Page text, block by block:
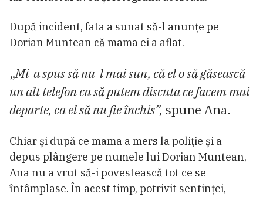
După incident, fata a sunat să-l anunțe pe
Dorian Muntean că mama ei a aflat.
„Mi-a spus să nu-l mai sun, că el o să găsească
un alt telefon ca să putem discuta ce facem mai
departe, ca el să nu fie închis”, spune Ana.
Chiar și după ce mama a mers la poliție și a
depus plângere pe numele lui Dorian Muntean,
Ana nu a vrut să-i povestească tot ce se
întâmplase. În acest timp, potrivit sentinței,